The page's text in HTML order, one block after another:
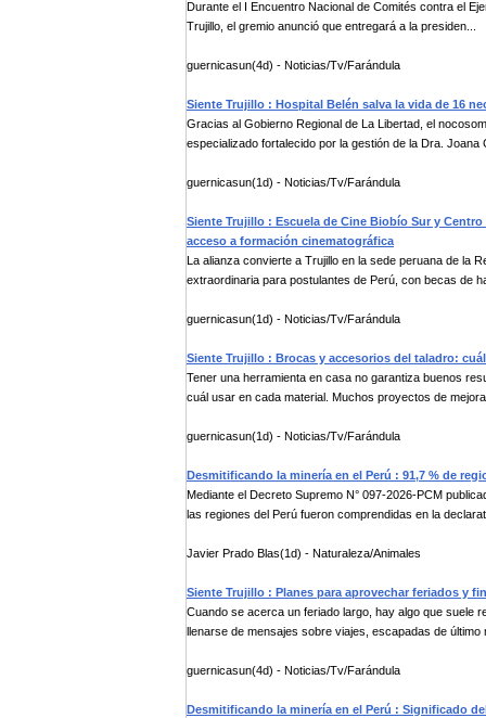
Durante el I Encuentro Nacional de Comités contra el
Trujillo, el gremio anunció que entregará a la presiden...
guernicasun(4d) - Noticias/Tv/Farándula
Siente Trujillo : Hospital Belén salva la vida de 16
Gracias al Gobierno Regional de La Libertad, el
especializado fortalecido por la gestión de la Dra. Joana
guernicasun(1d) - Noticias/Tv/Farándula
Siente Trujillo : Escuela de Cine Biobío Sur y
acceso a formación cinematográfica
La alianza convierte a Trujillo en la sede peruana de la
extraordinaria para postulantes de Perú, con becas de
guernicasun(1d) - Noticias/Tv/Farándula
Siente Trujillo : Brocas y accesorios del taladro:
Tener una herramienta en casa no garantiza buenos
cuál usar en cada material. Muchos proyectos de
guernicasun(1d) - Noticias/Tv/Farándula
Desmitificando la minería en el Perú : 91,7 % de
Mediante el Decreto Supremo N° 097-2026-PCM
las regiones del Perú fueron comprendidas en la
Javier Prado Blas(1d) - Naturaleza/Animales
Siente Trujillo : Planes para aprovechar feriados y
Cuando se acerca un feriado largo, hay algo que suele
llenarse de mensajes sobre viajes, escapadas de último
guernicasun(4d) - Noticias/Tv/Farándula
Desmitificando la minería en el Perú : Significado